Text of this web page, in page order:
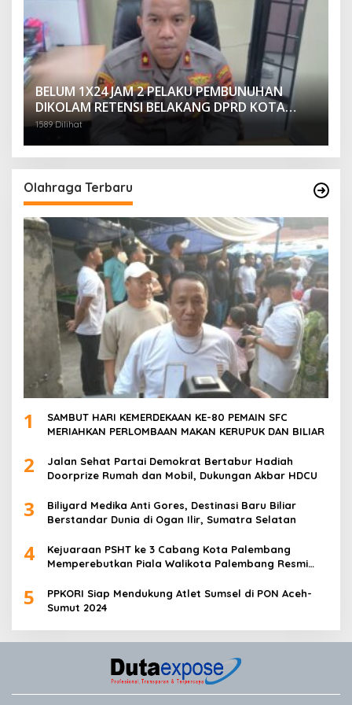
BELUM 1X24 JAM 2 PELAKU PEMBUNUHAN
DIKOLAM RETENSI BELAKANG DPRD KOTA
PALEMBANG TELAH DIRINGKUS ANGGOTA
1589 Dilihat
Olahraga Terbaru
1
SAMBUT HARI KEMERDEKAAN KE-80 PEMAIN SFC
MERIAHKAN PERLOMBAAN MAKAN KERUPUK DAN BILIAR
2
Jalan Sehat Partai Demokrat Bertabur Hadiah
Doorprize Rumah dan Mobil, Dukungan Akbar HDCU
3
Biliyard Medika Anti Gores, Destinasi Baru Biliar
Berstandar Dunia di Ogan Ilir, Sumatra Selatan
4
Kejuaraan PSHT ke 3 Cabang Kota Palembang
Memperebutkan Piala Walikota Palembang Resmi
5
PPKORI Siap Mendukung Atlet Sumsel di PON Aceh-
Sumut 2024